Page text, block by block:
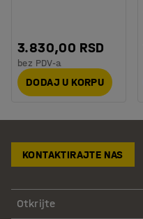
3.830,00 RSD
bez PDV-a
DODAJ U KORPU
KONTAKTIRAJTE NAS
Otkrijte